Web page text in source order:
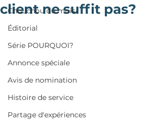
Chouchou du mois
Éditorial
Série POURQUOI?
Annonce spéciale
Avis de nomination
Histoire de service
Partage d'expériences
client ne suffit pas?